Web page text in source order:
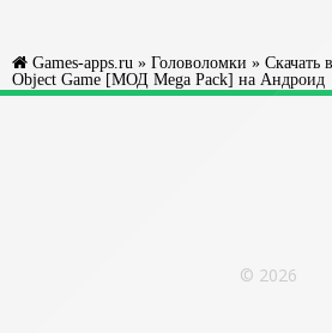
Games-apps.ru » Головоломки » Скачать
Object Game [МОД Mega Pack] на Андроид
© 2026